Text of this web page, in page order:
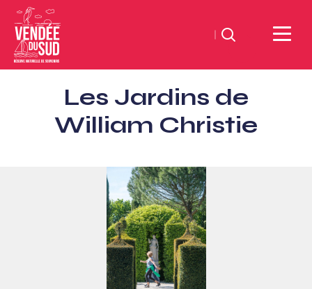
Sud
TourismusSüd
Suchen
Les Jardins de
William Christie